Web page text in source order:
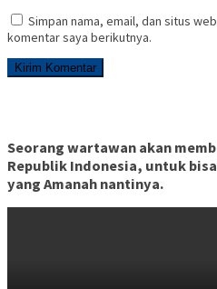
Simpan nama, email, dan situs
komentar saya berikutnya.
Seorang wartawan akan
Republik Indonesia, untuk
yang Amanah nantinya.